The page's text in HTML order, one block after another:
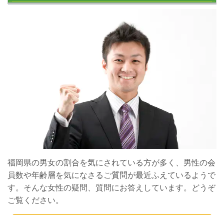
福岡県の男女の割合を気にされている方が多く、男性の会
員数や年齢層を気になさるご質問が最近ふえているようで
す。そんな女性の疑問、質問にお答えしています。どうぞ
ご覧ください。